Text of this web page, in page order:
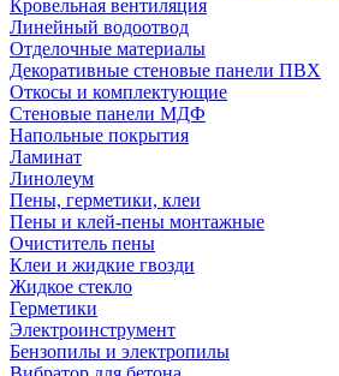
Кровельная вентиляция
Линейный водоотвод
Отделочные материалы
Декоративные стеновые панели ПВХ
Откосы и комплектующие
Стеновые панели МДФ
Напольные покрытия
Ламинат
Линолеум
Пены, герметики, клеи
Пены и клей-пены монтажные
Очиститель пены
Клеи и жидкие гвозди
Жидкое стекло
Герметики
Электроинструмент
Бензопилы и электропилы